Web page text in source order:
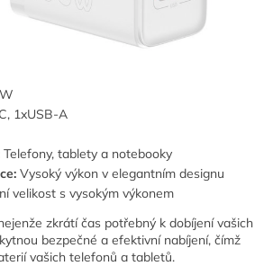
1xUSB-A
Telefony, tablety a notebooky
Vysoký výkon v elegantním designu
velikost s vysokým výkonem
zkrátí čas potřebný k dobíjení vašich
bezpečné a efektivní nabíjení, čímž
vašich telefonů a tabletů.